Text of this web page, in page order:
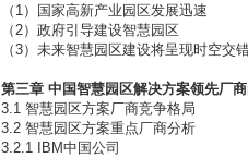
（1）国家高新产业园区发展迅速
（2）政府引导建设智慧园区
（3）未来智慧园区建设将呈现时空交
第三章 中国智慧园区解决方案领先厂
3.1 智慧园区方案厂商竞争格局
3.2 智慧园区方案重点厂商分析
3.2.1 IBM中国公司